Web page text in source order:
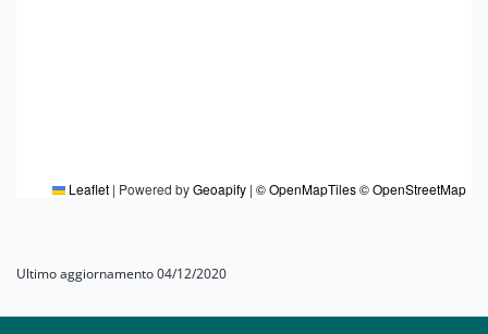
Leaflet | Powered byGeoapify | © OpenMapTiles© OpenStreetMap
Ultimo aggiornamento 04/12/2020